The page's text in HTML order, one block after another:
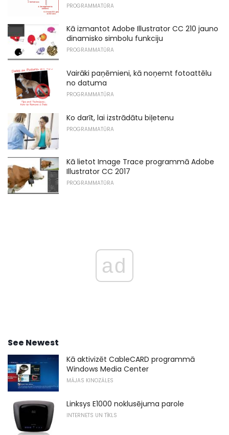
PROGRAMMATŪRA
Kā izmantot Adobe Illustrator CC 210 jauno
dinamisko simbolu funkciju
PROGRAMMATŪRA
Vairāki paņēmieni, kā noņemt fotoattēlu
no datuma
PROGRAMMATŪRA
Ko darīt, lai izstrādātu biļetenu
PROGRAMMATŪRA
Kā lietot Image Trace programmā Adobe
Illustrator CC 2017
PROGRAMMATŪRA
ad
See Newest
Kā aktivizēt CableCARD programmā
Windows Media Center
MĀJAS KINOZĀLES
Linksys E1000 noklusējuma parole
INTERNETS UN TĪKLS